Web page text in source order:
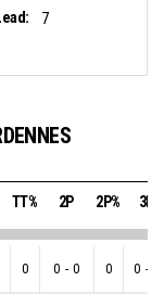
7
TT% 2P 2P% 3P
0 0 - 0 0 0 -